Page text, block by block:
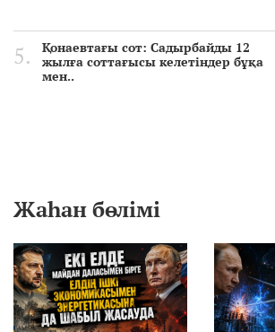
Қонаевтағы сот: Садырбайды 12
жылға соттағысы келетіндер бұқа
мен..
Жаһан бөлімі